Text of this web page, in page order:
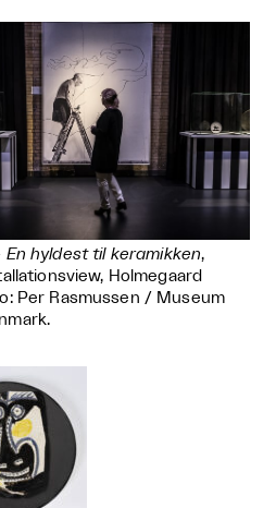
En hyldest til keramikken,
Holmegaard
Per Rasmussen / Museum